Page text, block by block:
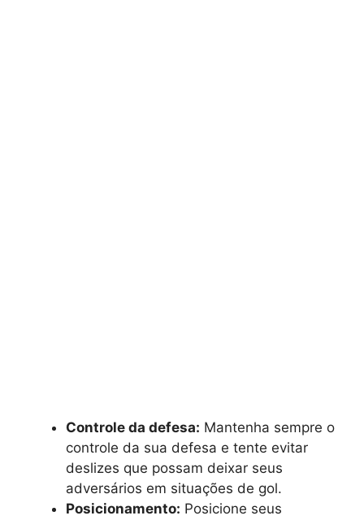
Controle da defesa: Mantenha sempre o
controle da sua defesa e tente evitar
deslizes que possam deixar seus
adversários em situações de gol.
Posicionamento: Posicione seus